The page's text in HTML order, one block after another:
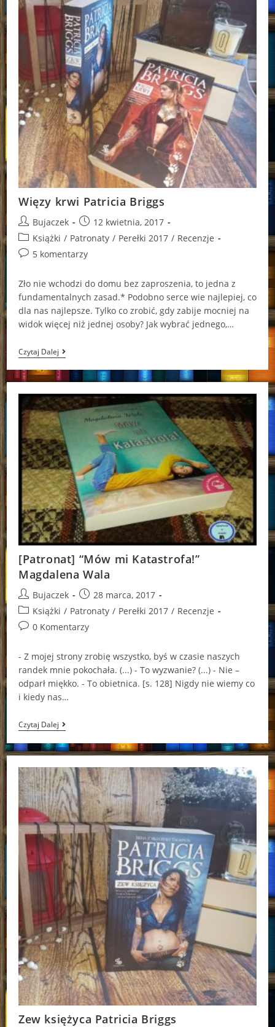
Więzy krwi Patricia Briggs
Post
author:
Bujaczek
Post
published:
12 kwietnia, 2017
Post
category:
Książki / Patronaty / Perełki 2017 / Recenzje
Post5 komentarzy
Zło nie wchodzi do domu bez zaproszenia, to jedna z
fundamentalnych zasad.* Podobno serce wie najlepiej, co
dla nas najlepsze. Tylko co zrobić, gdy zabije mocniej na
widok więcej niż jednej osoby? Jak wybrać jednego,…
Czytaj DalejWięzy
Krwi
Patricia
Briggs
[Patronat] “Mów mi Katastrofa!”
Magdalena Wala
Post
author:
Bujaczek
Post
published:
28 marca, 2017
Post
category:
Książki / Patronaty / Perełki 2017 / Recenzje
Post0 Komentarzy
- Z mojej strony zrobię wszystko, byś w czasie naszych
randek mnie pokochała. (...) - To wyzwanie? (...) - Nie –
odparł miękko. - To obietnica. [s. 128] Nigdy nie wiemy co
i kiedy nas…
Czytaj Dalej[Patronat]
“Mów
Mi
Katastrofa!”
Wala
Zew księżyca Patricia Briggs